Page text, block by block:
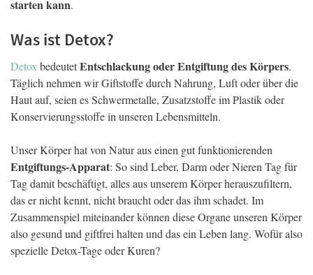
starten kann.
Was ist Detox?
Detox bedeutetEntschlackung oder Entgiftung des Körpers.
Täglich nehmen wir Giftstoffe durch Nahrung, Luft oder über die
Haut auf, seien es Schwermetalle, Zusatzstoffe im Plastik oder
Konservierungsstoffe in unseren Lebensmitteln.
Unser Körper hat von Natur aus einen gut funktionierenden
Entgiftungs-Apparat: So sind Leber, Darm oder Nieren Tag für
Tag damit beschäftigt, alles aus unserem Körper herauszufiltern,
das er nicht kennt, nicht braucht oder das ihm schadet. Im
Zusammenspiel miteinander können diese Organe unseren Körper
also gesund und giftfrei halten und das ein Leben lang. Wofür also
spezielle Detox-Tage oder Kuren?